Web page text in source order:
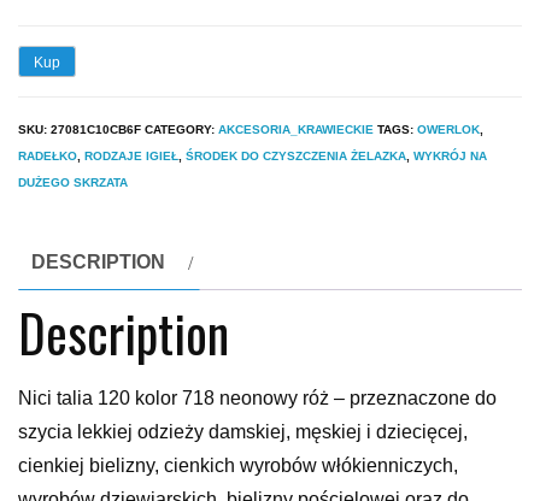
Kup
SKU: 27081C10CB6F CATEGORY: AKCESORIA_KRAWIECKIE TAGS: OWERLOK
RADEŁKO RODZAJE IGIEŁ ŚRODEK DO CZYSZCZENIA ŻELAZKA WYKRÓJ NA
DUŻEGO SKRZATA
DESCRIPTION
Description
Nici talia 120 kolor 718 neonowy róż – przeznaczone do
szycia lekkiej odzieży damskiej, męskiej i dziecięcej,
cienkiej bielizny, cienkich wyrobów włókienniczych,